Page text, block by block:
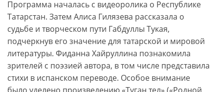
Программа началась с видеоролика о Республике
Татарстан. Затем Алиса Гилязева рассказала о
судьбе и творческом пути Габдуллы Тукая,
подчеркнув его значение для татарской и мировой
литературы. Фиданна Хайруллина познакомила
зрителей с поэзией автора, в том числе представила
стихи в испанском переводе. Особое внимание